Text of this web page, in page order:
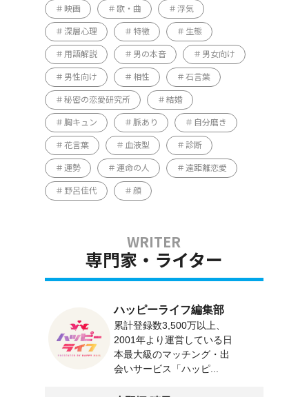
映画 歌・曲 浮気
深層心理 特徴 生態
用語解説 男の本音 男女向け
男性向け 相性 石言葉
秘密の恋愛研究所 結婚
胸キュン 脈あり 自分磨き
花言葉 血液型 診断
運勢 運命の人 遠距離恋愛
野呂佳代 顔
専門家・ライター
ハッピーライフ編集部
累計登録数3,500万以上、
2001年より運営している日
本最大級のマッチング・出
会いサービス「ハッピ...